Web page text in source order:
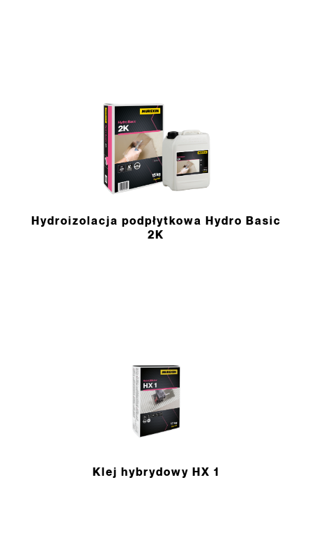
Hydroizolacja podpłytkowa Hydro Basic
2K
Klej hybrydowy HX 1